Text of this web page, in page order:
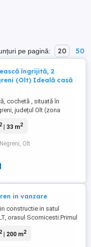
pe pagină: 20 50
îngrijită, 2
(Olt) Ideală casă
cochetă , situată în
județul Olt (zona
își doresc o locuință de
fără costuri mari.
Compartimentare: 2
...
2| 33 m2
Olt
in vanzare
constructie in satul
orasul Scornicesti.Primul
nivel este inceput si
2| 200 m2